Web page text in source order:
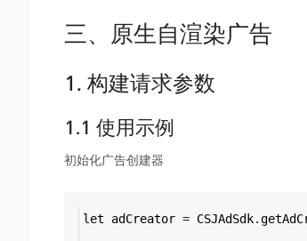
三、原生自渲染广告
1. 构建请求参数
1.1 使用示例
初始化广告创建器
let adCreator = CSJAdSdk.